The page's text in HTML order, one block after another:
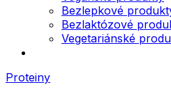
Bezlepkové
Bezlaktózové
Vegetariánské
Proteiny